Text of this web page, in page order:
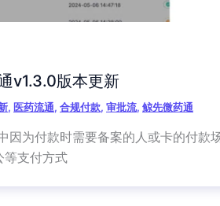
v1.3.0版本更新
, 医药流通, 合规付款, 审批流, 鲸先微药通
因为付款时需要备案的人或卡的付款
等支付方式